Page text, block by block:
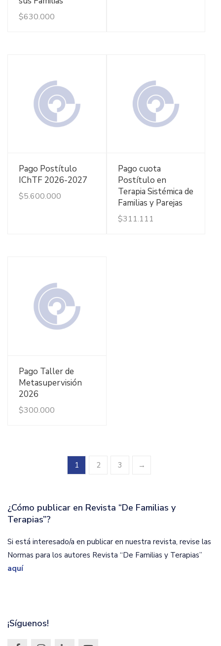
$630.000
Ver Detalles
Pago Postítulo
IChTF 2026-2027
$5.600.000
Ver Detalles
Pago cuota
Postítulo en
Terapia Sistémica de
Familias y Parejas
$311.111
Ver Detalles
Pago Taller de
Metasupervisión
2026
$300.000
1 2 3 →
¿Cómo publicar en Revista “De Familias y
Terapias”?
Si está interesado/a en publicar en nuestra revista, revise las
Normas para los autores Revista “De Familias y Terapias”
aquí
¡Síguenos!